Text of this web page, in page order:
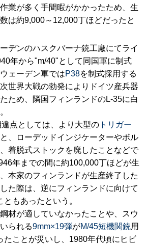
業が多く手間暇がかかったため、生
は約9,000～12,000丁ほどだったと
デンのハスクバーナ銃工廠にてライ
年から"m/40"として同国軍に制式
ェーデン軍ではP38を制式採用する
世界大戦の勃発によりドイツ産兵器
ため、隣国フィンランドのL-35に白
点としては、より大型の トリガー
、ローデッドインジケーターやボル
着脱式ストックを廃したことなどで
年までの間に約100,000丁ほどが生
本家のフィンランドが生産終了した
た際は、逆にフィンランドに向けて
もあったという。
材が適していなかったことや、スウ
られる9mm×19弾がM/45短機関銃用
たことが災いし、1980年代頃にヒビ